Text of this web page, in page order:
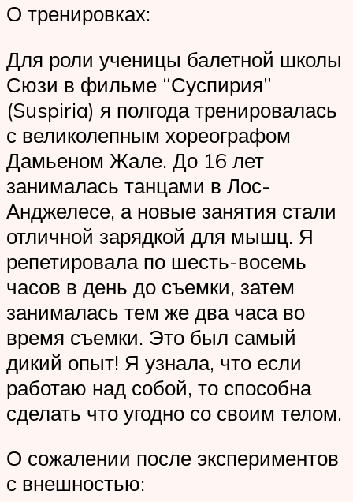
О тренировках:
Для роли ученицы балетной школы
Сюзи в фильме “Суспирия”
(Suspiria) я полгода тренировалась
с великолепным хореографом
Дамьеном Жале. До 16 лет
занималась танцами в Лос-
Анджелесе, а новые занятия стали
отличной зарядкой для мышц. Я
репетировала по шесть-восемь
часов в день до съемки, затем
занималась тем же два часа во
время съемки. Это был самый
дикий опыт! Я узнала, что если
работаю над собой, то способна
сделать что угодно со своим телом.
О сожалении после экспериментов
с внешностью: